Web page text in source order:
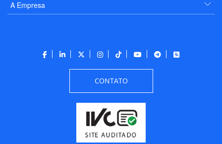
A Empresa
CONTATO